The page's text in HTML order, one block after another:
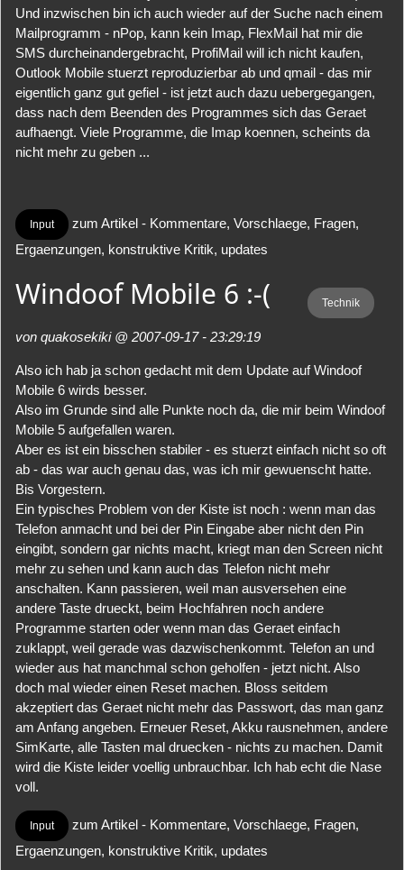
Und inzwischen bin ich auch wieder auf der Suche nach einem
Mailprogramm - nPop, kann kein Imap, FlexMail hat mir die
SMS durcheinandergebracht, ProfiMail will ich nicht kaufen,
Outlook Mobile stuerzt reproduzierbar ab und qmail - das mir
eigentlich ganz gut gefiel - ist jetzt auch dazu uebergegangen,
dass nach dem Beenden des Programmes sich das Geraet
aufhaengt. Viele Programme, die Imap koennen, scheints da
nicht mehr zu geben ...
Input
zum Artikel - Kommentare, Vorschlaege, Fragen,
Ergaenzungen, konstruktive Kritik, updates
Technik
Windoof Mobile 6 :-(
von quakosekiki @ 2007-09-17 - 23:29:19
Also ich hab ja schon gedacht mit dem Update auf Windoof
Mobile 6 wirds besser.
Also im Grunde sind alle Punkte noch da, die mir beim Windoof
Mobile 5 aufgefallen waren.
Aber es ist ein bisschen stabiler - es stuerzt einfach nicht so oft
ab - das war auch genau das, was ich mir gewuenscht hatte.
Bis Vorgestern.
Ein typisches Problem von der Kiste ist noch : wenn man das
Telefon anmacht und bei der Pin Eingabe aber nicht den Pin
eingibt, sondern gar nichts macht, kriegt man den Screen nicht
mehr zu sehen und kann auch das Telefon nicht mehr
anschalten. Kann passieren, weil man ausversehen eine
andere Taste drueckt, beim Hochfahren noch andere
Programme starten oder wenn man das Geraet einfach
zuklappt, weil gerade was dazwischenkommt. Telefon an und
wieder aus hat manchmal schon geholfen - jetzt nicht. Also
doch mal wieder einen Reset machen. Bloss seitdem
akzeptiert das Geraet nicht mehr das Passwort, das man ganz
am Anfang angeben. Erneuer Reset, Akku rausnehmen, andere
SimKarte, alle Tasten mal druecken - nichts zu machen. Damit
wird die Kiste leider voellig unbrauchbar. Ich hab echt die Nase
voll.
Input
zum Artikel - Kommentare, Vorschlaege, Fragen,
Ergaenzungen, konstruktive Kritik, updates